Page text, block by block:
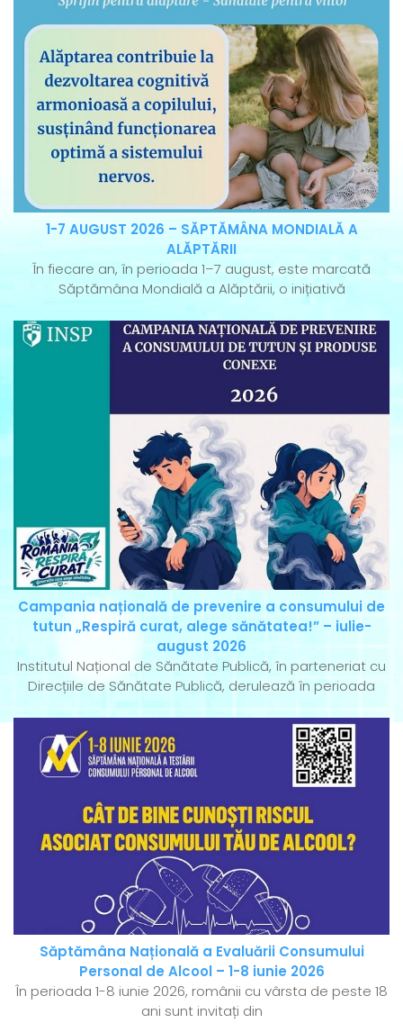
1-7 AUGUST 2026 – SĂPTĂMÂNA MONDIALĂ A
ALĂPTĂRII
În fiecare an, în perioada 1–7 august, este marcată
Săptămâna Mondială a Alăptării, o inițiativă
Campania națională de prevenire a consumului de
tutun „Respiră curat, alege sănătatea!” – iulie-
august 2026
Institutul Național de Sănătate Publică, în parteneriat cu
Direcțiile de Sănătate Publică, derulează în perioada
Săptămâna Națională a Evaluării Consumului
Personal de Alcool – 1-8 iunie 2026
În perioada 1-8 iunie 2026, românii cu vârsta de peste 18
ani sunt invitați din